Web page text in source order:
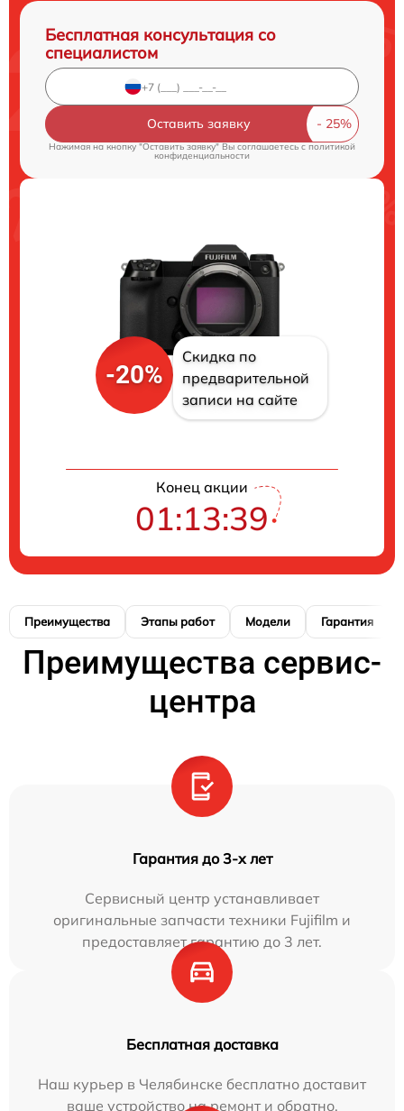
Бесплатная консультация со
специалистом
Оставить заявку
Нажимая на кнопку "Оставить заявку" Вы соглашаетесь c политикой
конфиденциальности
-20%
Скидка по
предварительной
записи на сайте
Конец акции
01:13:38
Преимущества Этапы работ Модели Гарантия
Преимущества сервис-
центра
Гарантия до 3-х лет
Сервисный центр устанавливает
оригинальные запчасти техники Fujifilm и
предоставляет гарантию до 3 лет.
Бесплатная доставка
Наш курьер в Челябинске бесплатно доставит
ваше устройство на ремонт и обратно.